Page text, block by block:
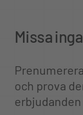
Missa
och prova